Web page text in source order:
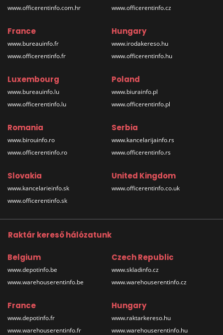
www.officerentinfo.com.hr
www.officerentinfo.cz
France
www.bureauinfo.fr
www.officerentinfo.fr
Hungary
www.irodakereso.hu
www.officerentinfo.hu
Luxembourg
www.bureauinfo.lu
www.officerentinfo.lu
Poland
www.biurainfo.pl
www.officerentinfo.pl
Romania
www.birouinfo.ro
www.officerentinfo.ro
Serbia
www.kancelarijainfo.rs
www.officerentinfo.rs
Slovakia
www.kancelarieinfo.sk
www.officerentinfo.sk
United Kingdom
www.officerentinfo.co.uk
Raktár kereső hálózatunk
Belgium
www.depotinfo.be
www.warehouserentinfo.be
Czech Republic
www.skladinfo.cz
www.warehouserentinfo.cz
France
www.depotinfo.fr
www.warehouserentinfo.fr
Hungary
www.raktarkereso.hu
www.warehouserentinfo.hu